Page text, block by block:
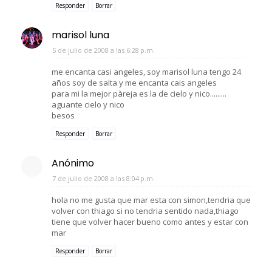
Responder Borrar
marisol luna
5 de julio de 2008 a las 6:28 p.m.
me encanta casi angeles, soy marisol luna tengo 24
años soy de salta y me encanta cais angeles
para mi la mejor pàreja es la de cielo y nico.........
aguante cielo y nico
besos
Responder Borrar
Anónimo
7 de julio de 2008 a las 8:04 p.m.
hola no me gusta que mar esta con simon,tendria que
volver con thiago si no tendria sentido nada,thiago
tiene que volver hacer bueno como antes y estar con
mar
Responder Borrar